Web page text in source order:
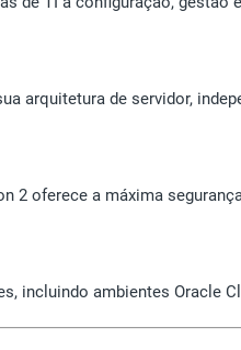
arquitetura de servidor,
2 oferece a máxima
incluindo ambientes Oracle